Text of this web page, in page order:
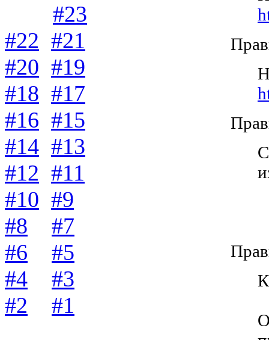
#23
#22 #21
#20 #19
#18 #17
#16 #15
#14 #13
#12 #11
#10 #9
#8
#7
#6
#5
#4
#3
#2
#1